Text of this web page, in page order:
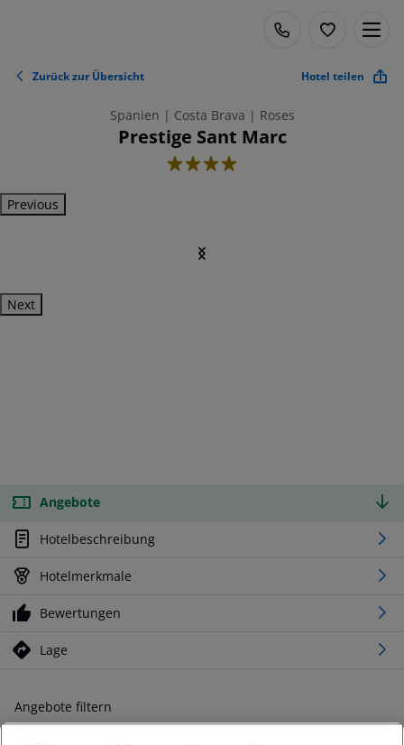
Zurück zur Übersicht Hotel teilen
Spanien | Costa Brava | Roses
Prestige Sant Marc
4
Previous
Next
Angebote
Hotelbeschreibung
Hotelmerkmale
Bewertungen
Lage
Angebote filtern
Ändern Sie Ihre Kriterien nach Ihren Wünschen